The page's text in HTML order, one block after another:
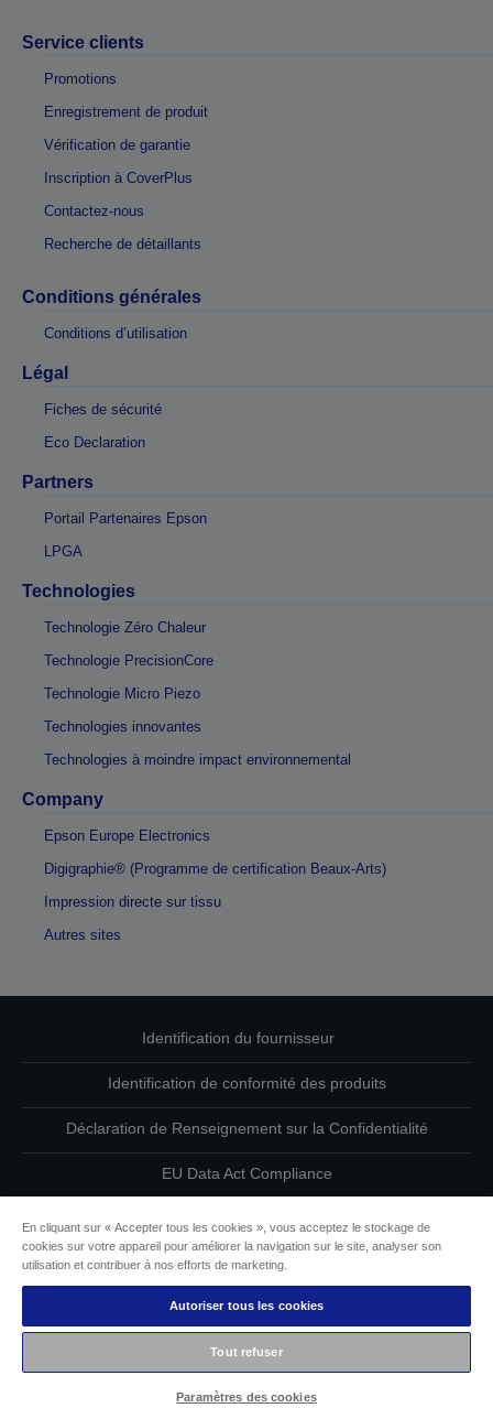
Service clients
Promotions
Enregistrement de produit
Vérification de garantie
Inscription à CoverPlus
Contactez-nous
Recherche de détaillants
Conditions générales
Conditions d’utilisation
Légal
Fiches de sécurité
Eco Declaration
Partners
Portail Partenaires Epson
LPGA
Technologies
Technologie Zéro Chaleur
Technologie PrecisionCore
Technologie Micro Piezo
Technologies innovantes
Technologies à moindre impact environnemental
Company
Epson Europe Electronics
Digigraphie® (Programme de certification Beaux-Arts)
Impression directe sur tissu
Autres sites
Identification du fournisseur
Identification de conformité des produits
Déclaration de Renseignement sur la Confidentialité
EU Data Act Compliance
Informations sur les cookies
L’engagement d’Epson pour l’accessibilité
Copyright © 2026 Seiko Epson
En cliquant sur « Accepter tous les cookies », vous acceptez le stockage de
cookies sur votre appareil pour améliorer la navigation sur le site, analyser son
utilisation et contribuer à nos efforts de marketing.
Autoriser tous les cookies
Tout refuser
Paramètres des cookies